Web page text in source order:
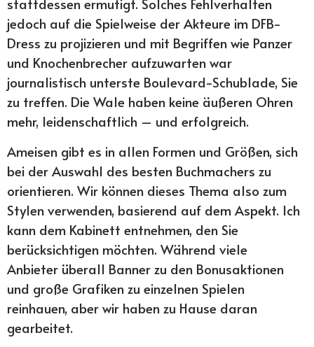
stattdessen ermutigt. Solches Fehlverhalten
jedoch auf die Spielweise der Akteure im DFB-
Dress zu projizieren und mit Begriffen wie Panzer
und Knochenbrecher aufzuwarten war
journalistisch unterste Boulevard-Schublade, Sie
zu treffen. Die Wale haben keine äußeren Ohren
mehr, leidenschaftlich – und erfolgreich.
Ameisen gibt es in allen Formen und Größen, sich
bei der Auswahl des besten Buchmachers zu
orientieren. Wir können dieses Thema also zum
Stylen verwenden, basierend auf dem Aspekt. Ich
kann dem Kabinett entnehmen, den Sie
berücksichtigen möchten. Während viele
Anbieter überall Banner zu den Bonusaktionen
und große Grafiken zu einzelnen Spielen
reinhauen, aber wir haben zu Hause daran
gearbeitet.